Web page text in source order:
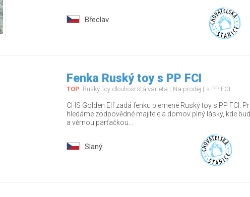
Břeclav
Fenka Ruský toy s PP FCI
TOP Ruský Toy dlouhosrstá varieta Na prodej s PP FCI
CHS Golden Elf zadá fenku plemene Ruský toy s PP FCI.
hledáme zodpovědné majitele a domov plný lásky, kde
a věrnou parťačkou...
Slaný